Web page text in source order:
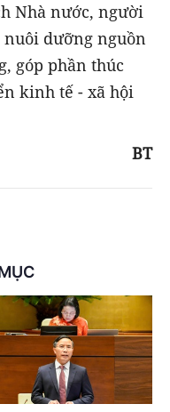
Nhà nước, người
dưỡng nguồn
góp phần thúc
kinh tế - xã hội
BT